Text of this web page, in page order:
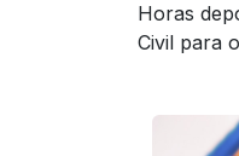
Horas
Civil para